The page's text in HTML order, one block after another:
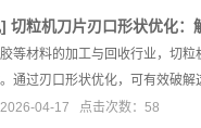
] 切粒机刀片刃口形状优化：
等材料的加工与回收行业，切
通过刃口形状优化，可有效破解
04-17 点击次数：58